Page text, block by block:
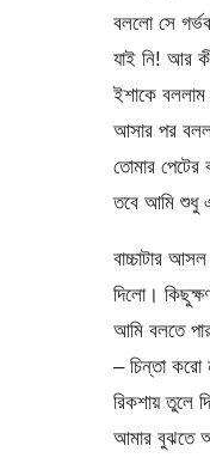
বললো সে
যাই নি! আর
ইশাকে
আসার পর
তোমার
তবে আমি শুধু
বাচ্চাটার
দিলো।
আমি বলতে
– চিন্তা
রিকশায় তুলে
আমার বুঝতে